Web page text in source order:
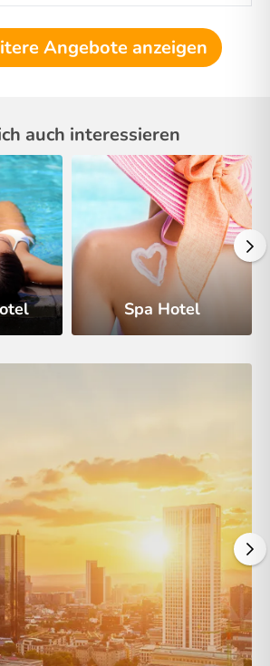
Angebote anzeigen
auch interessieren
Spa Hotel